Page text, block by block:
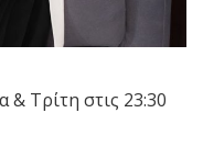
Τρίτη στις 23:30